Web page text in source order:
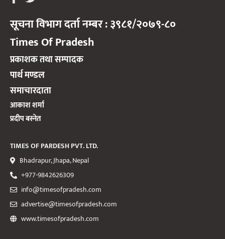
सूचना विभाग दर्ता नम्बर : ३९८१/२०७९-८०
Times Of Pradesh
प्रकाशक तथा सम्पादक
पार्थ मण्डल
समाचारदाता
आकाश शर्मा
प्रदीप बस्नेत
TIMES OF PARDESH PVT. LTD.
Bhadrapur, Jhapa, Nepal
+977-9842626309
info@timesofpradesh.com
advertise@timesofpradesh.com
www.timesofpradesh.com